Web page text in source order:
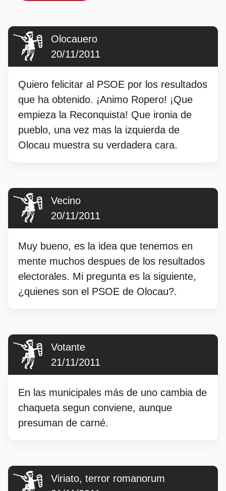
Olocauero
20/11/2011
Quiero felicitar al PSOE por los resultados
que ha obtenido. ¡Animo Ropero! ¡Que
empieza la Reconquista! Que ironia de
pueblo, una vez mas la izquierda de
Olocau muestra su verdadera cara.
Vecino
20/11/2011
Muy bueno, es la idea que tenemos en
mente muchos despues de los resultados
electorales. Mi pregunta es la siguiente,
¿quienes son el PSOE de Olocau?.
Votante
21/11/2011
En las municipales más de uno cambia de
chaqueta segun conviene, aunque
presuman de carné.
Viriato, terror romanorum